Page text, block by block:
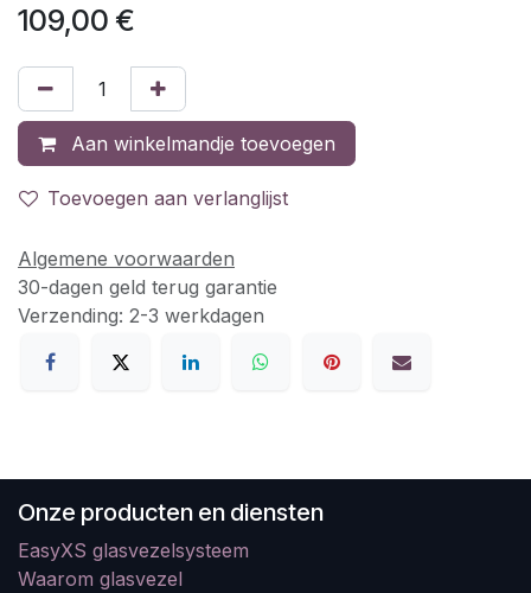
109,00 €
Aan winkelmandje toevoegen
Toevoegen aan verlanglijst
Algemene voorwaarden
30-dagen geld terug garantie
Verzending: 2-3 werkdagen
Onze producten en diensten
EasyXS glasvezelsysteem
Waarom glasvezel